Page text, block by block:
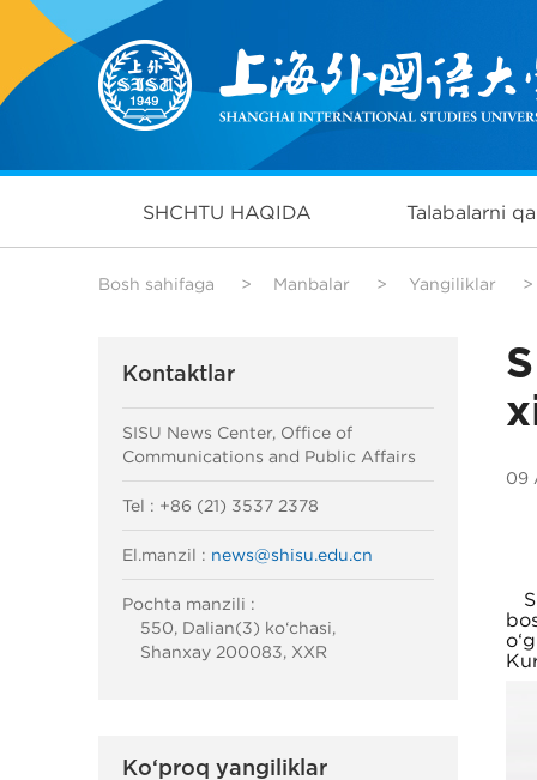
SHCHTU HAQIDA Talabalarni
Bosh sahifaga > Manbalar > Yangiliklar >
Kontaktlar
SISU News Center, Office of
Communications and Public Affairs
Tel : +86 (21) 3537 2378
El.manzil : news@shisu.edu.cn
Pochta manzili :
550, Dalian(3) ko‘chasi,
Shanxay 200083, XXR
Ko‘proq yangiliklar
09